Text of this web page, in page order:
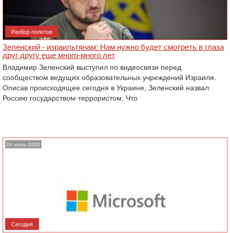
Разбор полетов
Зеленский - израильтянам: Нам нужно будет смотреть в глаза
друг другу еще много-много лет
Владимир Зеленский выступил по видеосвязи перед
сообществом ведущих образовательных учреждений Израиля.
‎Описав происходящее сегодня в Украине, Зеленский назвал
Россию государством-террористом. Что
24 июнь 2022
Сегодня